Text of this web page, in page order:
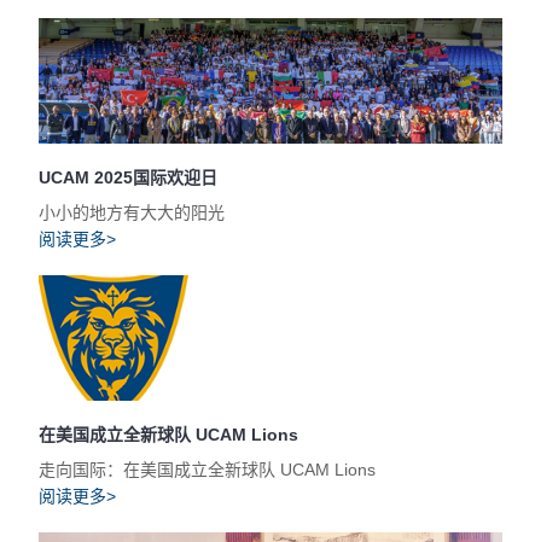
UCAM 2025国际欢迎日
小小的地方有大大的阳光
阅读更多>
在美国成立全新球队 UCAM Lions
走向国际：在美国成立全新球队 UCAM Lions
阅读更多>